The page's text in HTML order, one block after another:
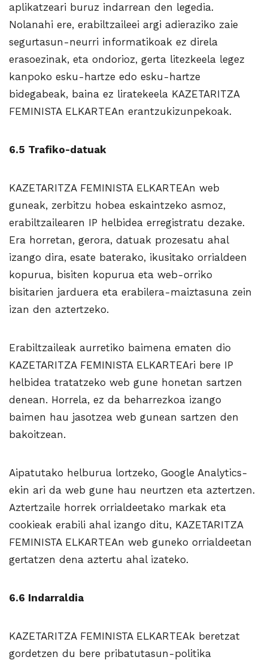
aplikatzeari buruz indarrean den legedia.
Nolanahi ere, erabiltzaileei argi adieraziko zaie
segurtasun-neurri informatikoak ez direla
erasoezinak, eta ondorioz, gerta litezkeela legez
kanpoko esku-hartze edo esku-hartze
bidegabeak, baina ez liratekeela KAZETARITZA
FEMINISTA ELKARTEAn erantzukizunpekoak.
6.5 Trafiko-datuak
KAZETARITZA FEMINISTA ELKARTEAn web
guneak, zerbitzu hobea eskaintzeko asmoz,
erabiltzailearen IP helbidea erregistratu dezake.
Era horretan, gerora, datuak prozesatu ahal
izango dira, esate baterako, ikusitako orrialdeen
kopurua, bisiten kopurua eta web-orriko
bisitarien jarduera eta erabilera-maiztasuna zein
izan den aztertzeko.
Erabiltzaileak aurretiko baimena ematen dio
KAZETARITZA FEMINISTA ELKARTEAri bere IP
helbidea tratatzeko web gune honetan sartzen
denean. Horrela, ez da beharrezkoa izango
baimen hau jasotzea web gunean sartzen den
bakoitzean.
Aipatutako helburua lortzeko, Google Analytics-
ekin ari da web gune hau neurtzen eta aztertzen.
Aztertzaile horrek orrialdeetako markak eta
cookieak erabili ahal izango ditu, KAZETARITZA
FEMINISTA ELKARTEAn web guneko orrialdeetan
gertatzen dena aztertu ahal izateko.
6.6 Indarraldia
KAZETARITZA FEMINISTA ELKARTEAk beretzat
gordetzen du bere pribatutasun-politika